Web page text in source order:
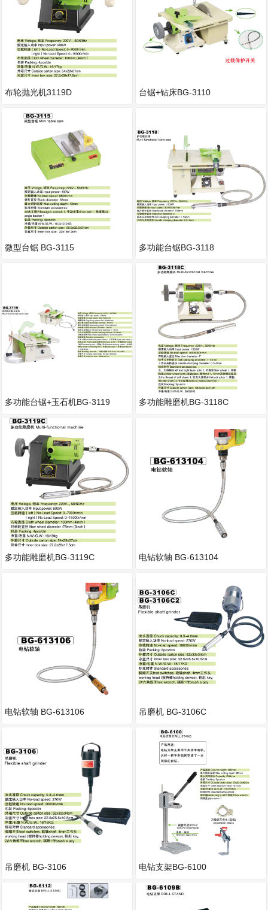
布轮抛光机3119D
微型台锯 BG-3115
多功能台锯+玉石机BG-3119
多功能雕磨机BG-3119C
电钻软轴 BG-613106
吊磨机 BG-3106
台锯+钻床BG-3110
多功能台锯BG-3118
多功能雕磨机BG-3118C
电钻软轴 BG-613104
吊磨机 BG-3106C
电钻支架BG-6100